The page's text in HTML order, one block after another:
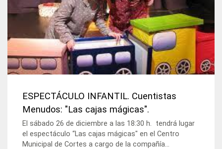
ESPECTÁCULO INFANTIL. Cuentistas
Menudos: "Las cajas mágicas".
El sábado 26 de diciembre a las 18:30 h. tendrá lugar
el espectáculo “Las cajas mágicas" en el Centro
Municipal de Cortes a cargo de la compañía...